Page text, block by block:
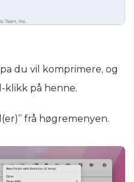
du vil komprimere, og
på henne.
frå høgremenyen.